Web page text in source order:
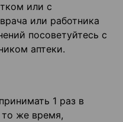
или с
или работника
посоветуйтесь с
аптеки.
1 раз в
то же время,